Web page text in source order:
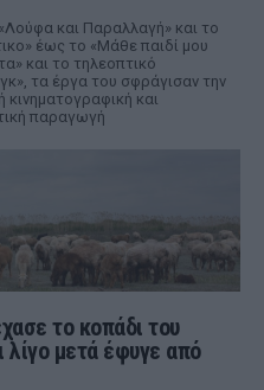
και Παραλλαγή» και το
έως το «Μάθε παιδί μου
και το τηλεοπτικό
τα έργα του σφράγισαν την
κινηματογραφική και
παραγωγή
το κοπάδι του
μετά έφυγε από